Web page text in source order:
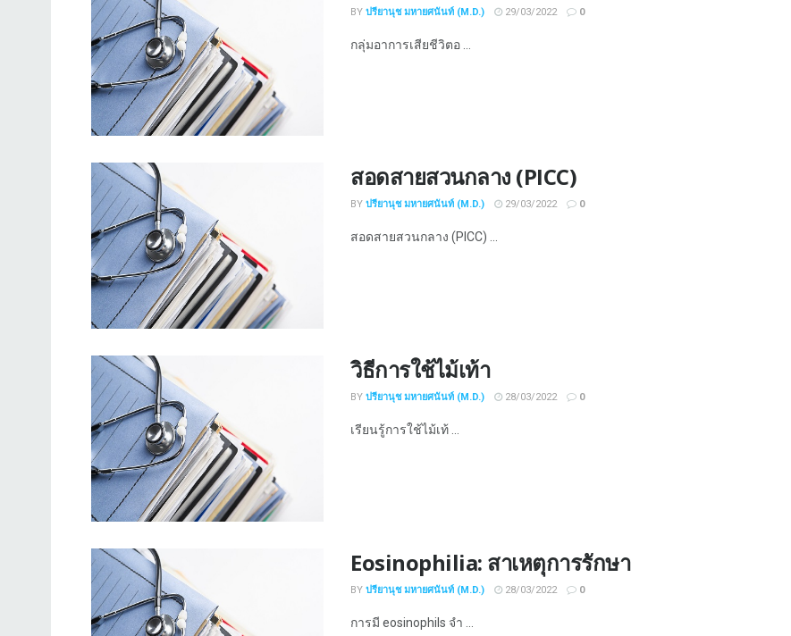
BY ปรียานุช มหายศนันท์ (M.D.) 29/03/2022 0
กลุ่มอาการเสียชีวิตอ ...
สอดสายสวนกลาง (PICC)
BY ปรียานุช มหายศนันท์ (M.D.) 29/03/2022 0
สอดสายสวนกลาง (PICC) ...
วิธีการใช้ไม้เท้า
BY ปรียานุช มหายศนันท์ (M.D.) 28/03/2022 0
เรียนรู้การใช้ไม้เท้ ...
Eosinophilia: สาเหตุการรักษา
BY ปรียานุช มหายศนันท์ (M.D.) 28/03/2022 0
การมี eosinophils จำ ...